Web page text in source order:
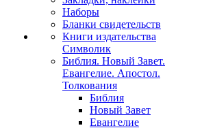
Наборы
Бланки свидетельств
Книги издательства
Символик
Библия. Новый Завет.
Евангелие. Апостол.
Толкования
Библия
Новый Завет
Евангелие